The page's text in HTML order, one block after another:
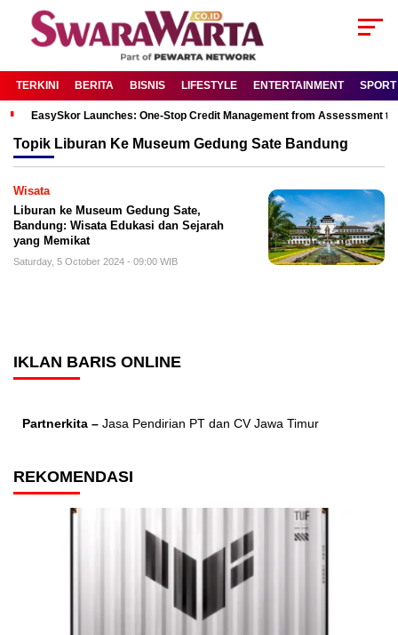
TERKINI BERITA BISNIS LIFESTYLE ENTERTAINMENT SPORT
EasySkor Launches: One-Stop Credit Management from Assessment
Topik Liburan Ke Museum Gedung Sate Bandung
Wisata
Liburan ke Museum Gedung Sate,
Bandung: Wisata Edukasi dan Sejarah
yang Memikat
Saturday, 5 October 2024 - 09:00 WIB
IKLAN BARIS ONLINE
Partnerkita – Jasa Pendirian PT dan CV Jawa Timur
REKOMENDASI